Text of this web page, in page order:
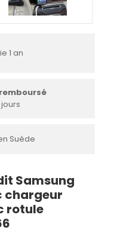
1 an
jours
Suède
Samsung
chargeur
rotule